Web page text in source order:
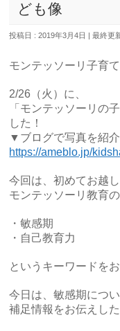
ども像
投稿日 : 2019年3月4日 最終更
モンテッソーリ子育
2/26（火）に、
「モンテッソーリの
した！
▼ブログで写真を紹介
https://ameblo.jp/
今回は、初めてお越
モンテッソーリ教育
・敏感期
・自己教育力
というキーワードを
今日は、敏感期につ
補足情報をお伝えし